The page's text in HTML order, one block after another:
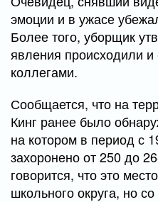
эмоции и в ужасе
Более того, уборщик
явления происходили
коллегами.
Сообщается, что на
Кинг ранее было
на котором в период с
захоронено от 250 до
говорится, что это
школьного округа, но